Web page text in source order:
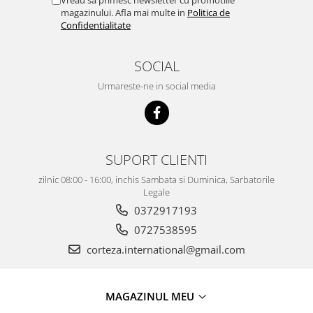
magazinului. Afla mai multe in Politica de
Confidentialitate
SOCIAL
Urmareste-ne in social media
SUPORT CLIENTI
zilnic 08:00 - 16:00, inchis Sambata si Duminica, Sarbatorile
Legale
0372917193
0727538595
corteza.international@gmail.com
MAGAZINUL MEU